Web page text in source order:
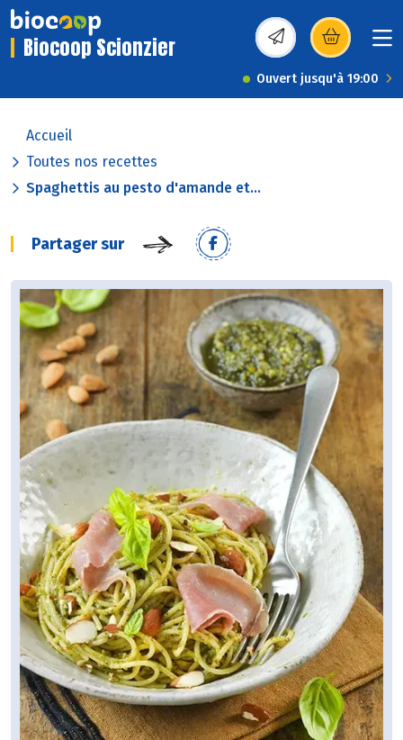
Biocoop Scionzier (s’ouvre dans une
Ouvert jusqu'à 19:00
Accueil
Toutes nos recettes
Spaghettis au pesto d'amande et...
Partager sur